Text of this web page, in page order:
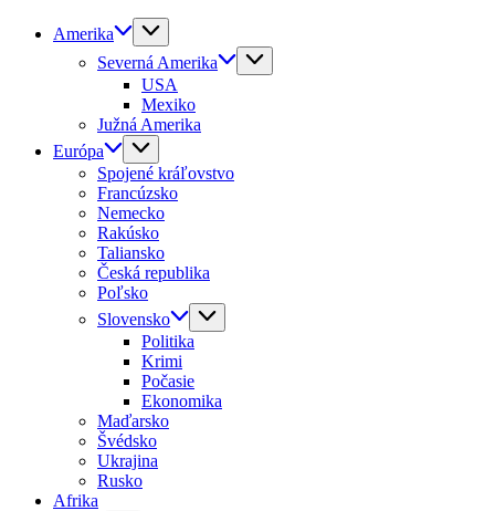
Amerika
Severná Amerika
USA
Mexiko
Južná Amerika
Európa
Spojené kráľovstvo
Francúzsko
Nemecko
Rakúsko
Taliansko
Česká republika
Poľsko
Slovensko
Politika
Krimi
Počasie
Ekonomika
Maďarsko
Švédsko
Ukrajina
Rusko
Afrika